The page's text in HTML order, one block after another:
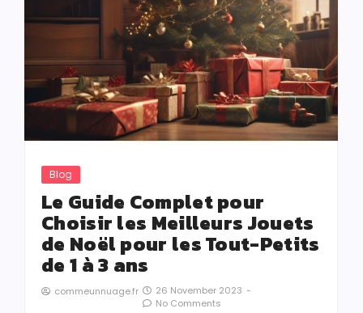
Blog
Le Guide Complet pour
Choisir les Meilleurs Jouets
de Noël pour les Tout-Petits
de 1 à 3 ans
commeunnuage.fr 26 November 2023 -
No Comments